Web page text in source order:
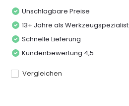
Unschlagbare Preise
13+ Jahre als Werkzeugspezialist
Schnelle Lieferung
Kundenbewertung 4,5
Vergleichen